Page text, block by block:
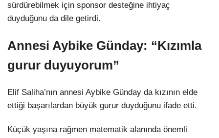
sürdürebilmek için sponsor desteğine ihtiyaç
duyduğunu da dile getirdi.
Annesi Aybike Günday: “Kızımla
gurur duyuyorum”
Elif Saliha’nın annesi Aybike Günday da kızının elde
ettiği başarılardan büyük gurur duyduğunu ifade etti.
Küçük yaşına rağmen matematik alanında önemli